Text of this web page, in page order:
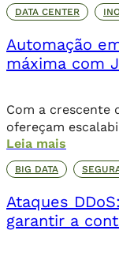
DATA CENTER
Automação
máxima com
Com a crescente
ofereçam
data center
mais inteligentes
complexidade
cenário, o
plataforma
data centers,
Leia mais
BIG DATA
Ataques
garantir a